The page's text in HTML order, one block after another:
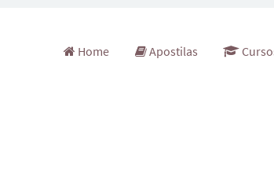
Pular para o conteúdo
Home Apostilas